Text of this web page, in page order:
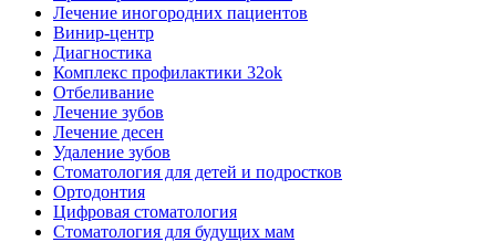
Лечение иногородних пациентов
Винир-центр
Диагностика
Комплекс профилактики 32ok
Отбеливание
Лечение зубов
Лечение десен
Удаление зубов
Стоматология для детей и подростков
Ортодонтия
Цифровая стоматология
Стоматология для будущих мам